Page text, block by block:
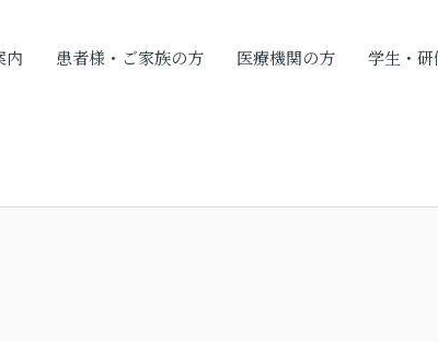
内 患者様・ご家族の方 医療機関の方 学生・